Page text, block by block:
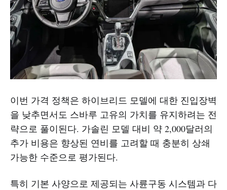
이번 가격 정책은 하이브리드 모델에 대한 진입장벽
을 낮추면서도 스바루 고유의 가치를 유지하려는 전
략으로 풀이된다. 가솔린 모델 대비 약 2,000달러의
추가 비용은 향상된 연비를 고려할 때 충분히 상쇄
가능한 수준으로 평가된다.
특히 기본 사양으로 제공되는 사륜구동 시스템과 다